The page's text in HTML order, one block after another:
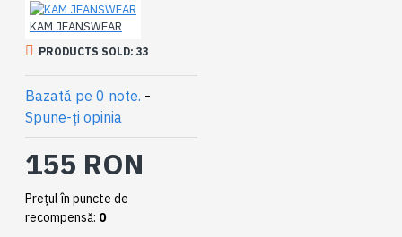
KAM JEANSWEAR
PRODUCTS SOLD: 33
Bazată pe 0 note. -
Spune-ţi opinia
155 RON
Preţul în puncte de
recompensă: 0